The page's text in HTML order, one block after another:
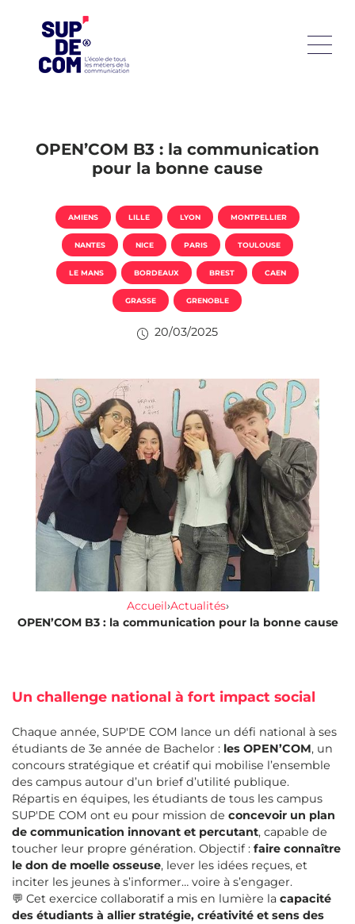
OPEN’COM B3 : la communication
pour la bonne cause
AMIENS LILLE LYON MONTPELLIER
NANTES NICE PARIS TOULOUSE
LE MANS BORDEAUX BREST CAEN
GRASSE GRENOBLE
20/03/2025
Accueil›Actualités›
OPEN’COM B3 : la communication pour la bonne cause
Un challenge national à fort impact social
Chaque année, SUP'DE COM lance un défi national à ses
étudiants de 3e année de Bachelor : les OPEN’COM, un
concours stratégique et créatif qui mobilise l’ensemble
des campus autour d’un brief d’utilité publique.
Répartis en équipes, les étudiants de tous les campus
SUP'DE COM ont eu pour mission de concevoir un plan
de communication innovant et percutant, capable de
toucher leur propre génération. Objectif : faire connaître
le don de moelle osseuse, lever les idées reçues, et
inciter les jeunes à s’informer… voire à s’engager.
💬 Cet exercice collaboratif a mis en lumière la capacité
des étudiants à allier stratégie, créativité et sens des